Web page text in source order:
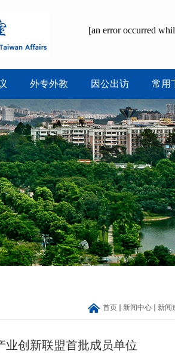
[an error occurred
外专外教 因公出访 常用
首页 新闻中心 新闻
业创新联盟首批成员单位